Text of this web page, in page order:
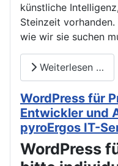
künstliche
Steinzeit
wie wir sie suchen
Weiterlesen …
WordPress für
Entwickler und
pyroErgos IT-
WordPress